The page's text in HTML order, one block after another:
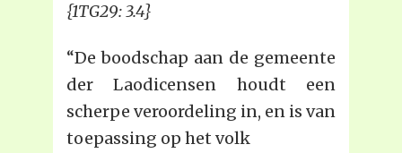
{1TG29: 3.4}
“De boodschap aan de gemeente
der Laodicensen houdt een
scherpe veroordeling in, en is van
toepassing op het volk